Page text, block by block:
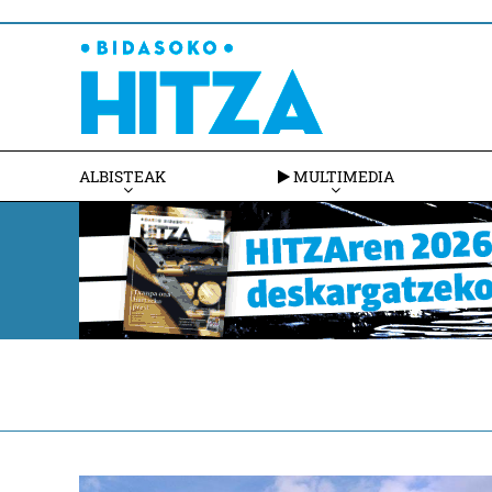
ALBISTEAK MULTIMEDIA